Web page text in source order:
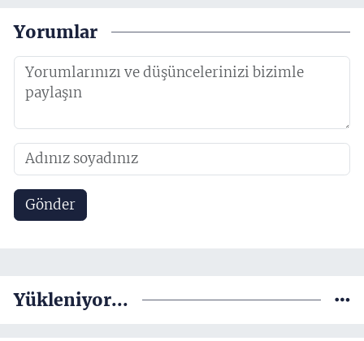
Yorumlar
Gönder
Yükleniyor...